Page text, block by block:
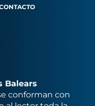
Balears
conforman con